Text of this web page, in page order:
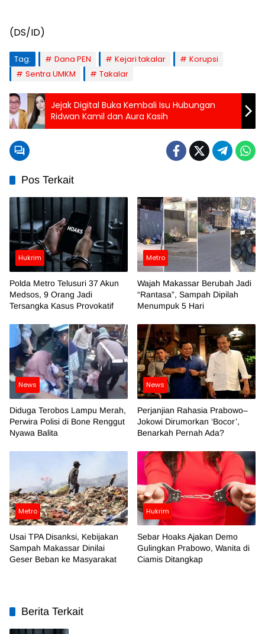
(DS/ID)
Tag: Dana PEN Kejari takalar
Korupsi
Sentra UMKM
Takalar
Jejak Digital Buka Kembali Isu Hubungan
Ridwan Kamil dan Aura Kasih
Pos Terkait
Hukrim
Polda Metro Telusuri 37 Akun
Medsos, 9 Orang Jadi
Tersangka Kasus Provokatif
Metro
Wajah Makassar Berubah Jadi
“Rantasa”, Sampah Dipilah
Menumpuk 5 Hari
News
Diduga Terobos Lampu Merah,
Perwira Polisi di Bone Renggut
Nyawa Balita
News
Perjanjian Rahasia Prabowo–
Jokowi Dirumorkan ‘Bocor’,
Benarkah Pernah Ada?
Metro
Usai TPA Disanksi, Kebijakan
Sampah Makassar Dinilai
Geser Beban ke Masyarakat
Hukrim
Sebar Hoaks Ajakan Demo
Gulingkan Prabowo, Wanita di
Ciamis Ditangkap
Berita Terkait